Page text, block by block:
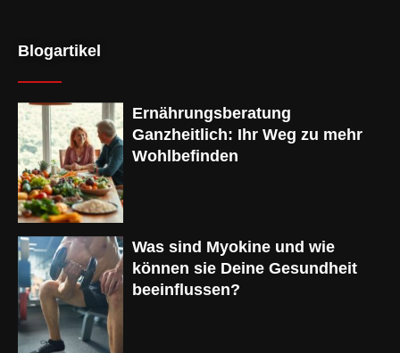
Blogartikel
Ernährungsberatung
Ganzheitlich: Ihr Weg zu mehr
Wohlbefinden
Was sind Myokine und wie
können sie Deine Gesundheit
beeinflussen?